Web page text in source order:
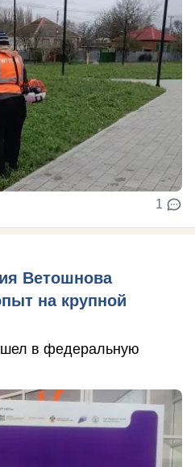
1
Ветошнова
на крупной
в федеральную